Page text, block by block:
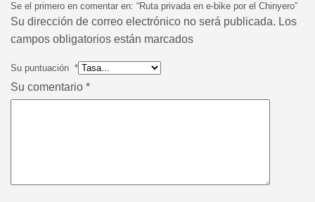
Se el primero en comentar en: “Ruta privada en e-bike por el Chinyero”
Su dirección de correo electrónico no será publicada. Los
campos obligatorios están marcados
Su puntuación *
Su comentario *